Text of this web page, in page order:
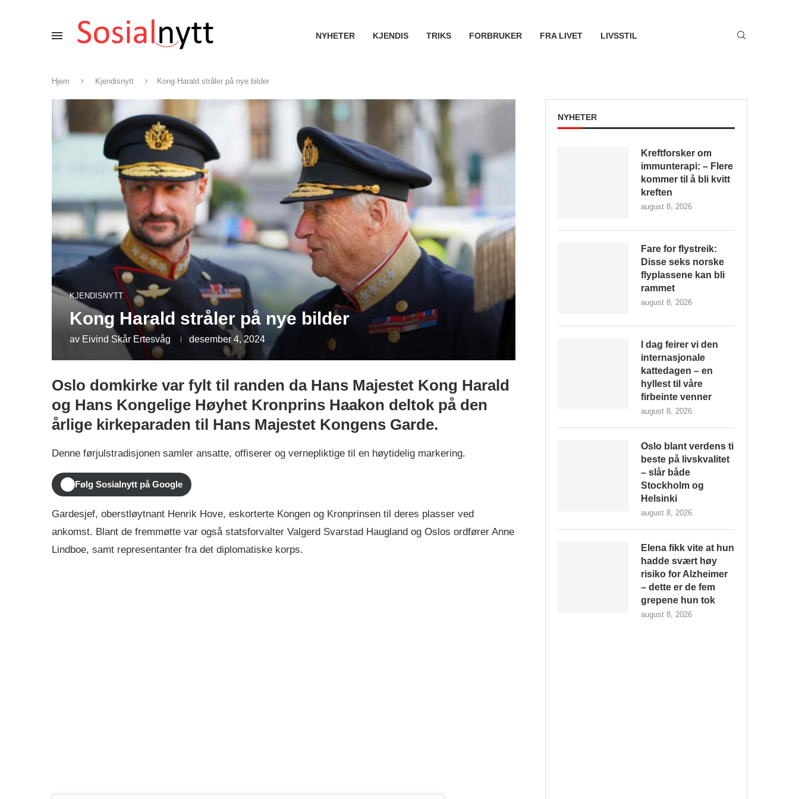
NYHETER KJENDIS TRIKS FORBRUKER FRA LIVET LIVSSTIL
Hjem Kjendisnytt Kong Harald stråler på nye bilder
KJENDISNYTT
Kong Harald stråler på nye bilder
av Eivind Skår Ertesvåg desember 4, 2024
Oslo domkirke var fylt til randen da Hans Majestet Kong Harald
og Hans Kongelige Høyhet Kronprins Haakon deltok på den
årlige kirkeparaden til Hans Majestet Kongens Garde.
Denne førjulstradisjonen samler ansatte, offiserer og vernepliktige til en høytidelig markering.
Følg Sosialnytt på Google
Gardesjef, oberstløytnant Henrik Hove, eskorterte Kongen og Kronprinsen til deres plasser ved
ankomst. Blant de fremmøtte var også statsforvalter Valgerd Svarstad Haugland og Oslos ordfører Anne
Lindboe, samt representanter fra det diplomatiske korps.
NYHETER
Kreftforsker om
immunterapi: – Flere
kommer til å bli kvitt
kreften
august 8, 2026
Fare for flystreik:
Disse seks norske
flyplassene kan bli
rammet
august 8, 2026
I dag feirer vi den
internasjonale
kattedagen – en
hyllest til våre
firbeinte venner
august 8, 2026
Oslo blant verdens ti
beste på livskvalitet
– slår både
Stockholm og
Helsinki
august 8, 2026
Elena fikk vite at hun
hadde svært høy
risiko for Alzheimer
– dette er de fem
grepene hun tok
august 8, 2026